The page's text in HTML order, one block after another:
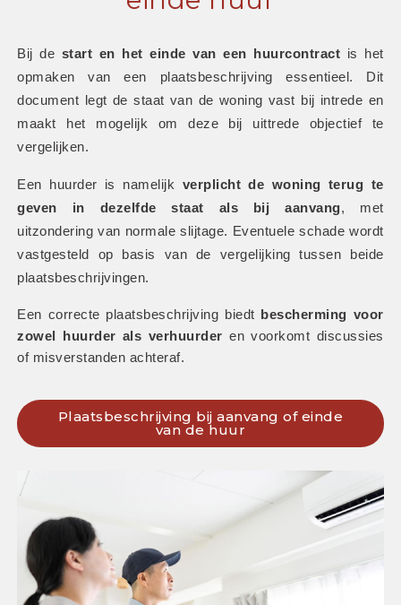
Bij de start en het einde van een huurcontract is het
opmaken van een plaatsbeschrijving essentieel. Dit
document legt de staat van de woning vast bij intrede en
maakt het mogelijk om deze bij uittrede objectief te
vergelijken.
Een huurder is namelijk verplicht de woning terug te
geven in dezelfde staat als bij aanvang, met
uitzondering van normale slijtage. Eventuele schade wordt
vastgesteld op basis van de vergelijking tussen beide
plaatsbeschrijvingen.
Een correcte plaatsbeschrijving biedt
bescherming voor
zowel huurder als verhuurder en voorkomt discussies
of misverstanden achteraf.
Plaatsbeschrijving bij aanvang of einde
van de huur